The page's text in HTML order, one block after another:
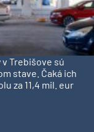
v Trebišove sú
stave. Čaká ich
za 11,4 mil. eur